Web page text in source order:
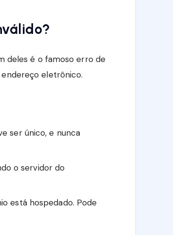
deles é o famoso erro de
eletrônico.
ser único, e nunca
o servidor do
está hospedado. Pode